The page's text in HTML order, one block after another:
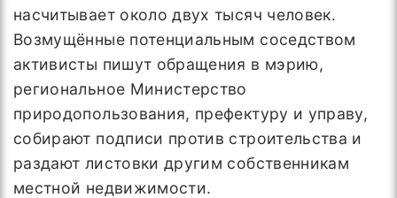
насчитывает около двух тысяч человек.
Возмущённые потенциальным соседством
активисты пишут обращения в мэрию,
региональное Министерство
природопользования, префектуру и управу,
собирают подписи против строительства и
раздают листовки другим собственникам
местной недвижимости.